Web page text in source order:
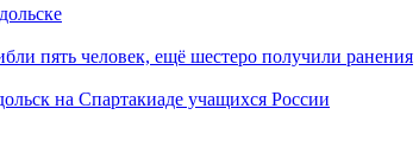
пять человек, ещё шестеро получили ранения
на Спартакиаде учащихся России